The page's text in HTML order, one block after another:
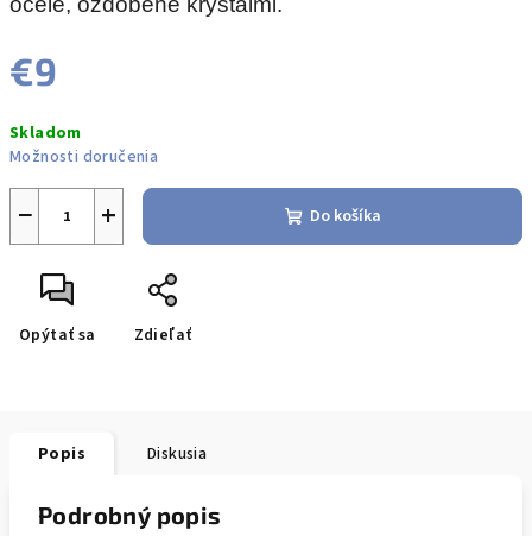
€9
cena:
Skladom
Možnosti doručenia
+
− Do košíka
Opýtať sa Zdieľať
Popis Diskusia
Podrobný popis